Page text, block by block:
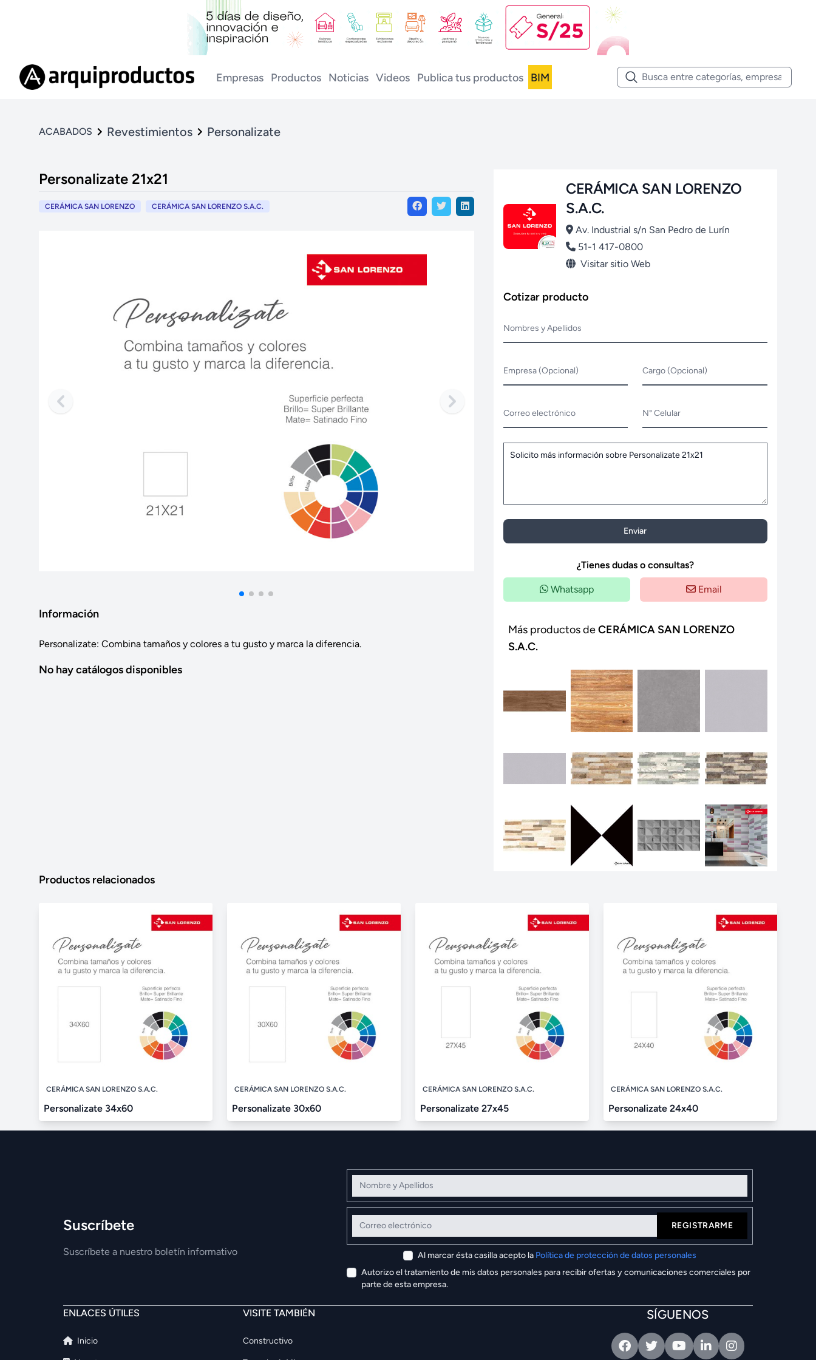
Empresas Productos Noticias Videos Publica tus productos BIM
ACABADOS Revestimientos Personalizate
Personalizate 21x21
CERÁMICA SAN LORENZO CERÁMICA SAN LORENZO S.A.C.
Información
Personalizate: Combina tamaños y colores a tu gusto y marca la diferencia.
No hay catálogos disponibles
CERÁMICA SAN LORENZO
S.A.C.
Av. Industrial s/n San Pedro de Lurín
51-1 417-0800
Visitar sitio Web
Cotizar producto
Nombres y Apellidos
Empresa (Opcional) Cargo (Opcional)
Correo electrónico N° Celular
Enviar
¿Tienes dudas o consultas?
Whatsapp Email
Más productos deCERÁMICA SAN LORENZO
S.A.C.
Productos relacionados
CERÁMICA SAN LORENZO S.A.C.
Personalizate 34x60
CERÁMICA SAN LORENZO S.A.C.
Personalizate 30x60
CERÁMICA SAN LORENZO S.A.C.
Personalizate 27x45
CERÁMICA SAN LORENZO S.A.C.
Personalizate 24x40
Suscríbete
Suscríbete a nuestro boletín informativo
Nombre y Apellidos
Correo electrónico
REGISTRARME
Al marcar ésta casilla acepto la Política de protección de datos personales
Autorizo el tratamiento de mis datos personales para recibir ofertas y comunicaciones comerciales por
parte de esta empresa.
ENLACES ÚTILES
Inicio
VISITE TAMBIÉN
Constructivo
SÍGUENOS
FacebookTwitterYoutubeLinkedinIntagram